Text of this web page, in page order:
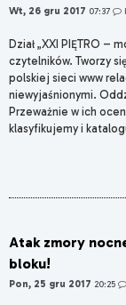
Wt, 26 gru 2017 07:37
Dział „XXI PIĘTRO –
czytelników. Tworzy
polskiej sieci www
niewyjaśnionymi.
Przeważnie w ich
klasyfikujemy i
Atak zmory
bloku!
Pon, 25 gru 2017 20:25